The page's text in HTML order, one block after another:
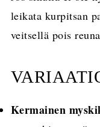
leikata kurpitsan
veitsellä pois
Kermainen